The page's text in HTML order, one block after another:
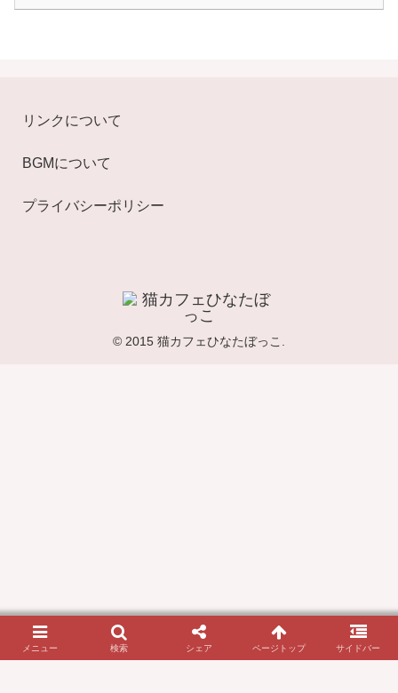
リンクについて
BGMについて
プライバシーポリシー
© 2015 猫カフェひなたぼっこ.
メニュー 検索 シェア ページトップ サイドバー